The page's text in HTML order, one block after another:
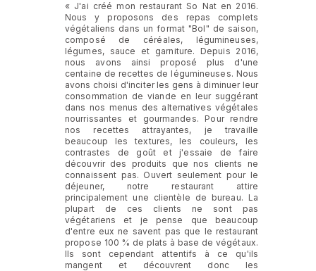
« J'ai créé mon restaurant So Nat en 2016.
Nous y proposons des repas complets
végétaliens dans un format "Bol" de saison,
composé de céréales, légumineuses,
légumes, sauce et garniture. Depuis 2016,
nous avons ainsi proposé plus d'une
centaine de recettes de légumineuses. Nous
avons choisi d'inciter les gens à diminuer leur
consommation de viande en leur suggérant
dans nos menus des alternatives végétales
nourrissantes et gourmandes. Pour rendre
nos recettes attrayantes, je travaille
beaucoup les textures, les couleurs, les
contrastes de goût et j'essaie de faire
découvrir des produits que nos clients ne
connaissent pas. Ouvert seulement pour le
déjeuner, notre restaurant attire
principalement une clientèle de bureau. La
plupart de ces clients ne sont pas
végétariens et je pense que beaucoup
d'entre eux ne savent pas que le restaurant
propose 100 % de plats à base de végétaux.
Ils sont cependant attentifs à ce qu'ils
mangent et découvrent donc les